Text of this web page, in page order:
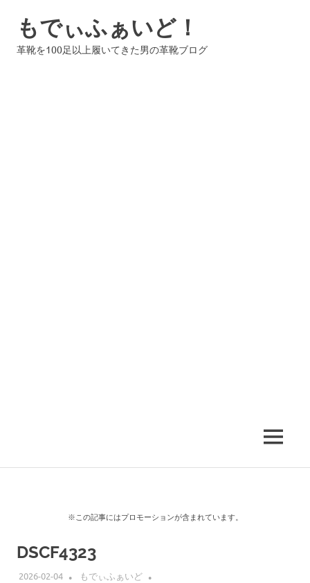
もでぃふぁいど！
革靴を100足以上履いてきた男の革靴ブログ
MENU
※この記事にはプロモーションが含まれています。
DSCF4323
2026-02-04 もでぃふぁいど